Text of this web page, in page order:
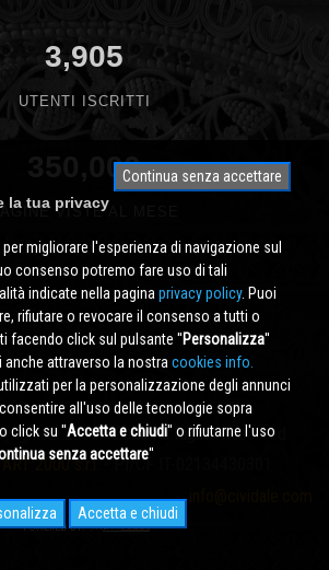
3,905
UTENTI ISCRITTI
350,000
VISTE AL MESE
© 2000 - 2026 All Rights Reserved
2000 s.r.l.- PI/CF IT-02134430301
Continua senza accettare
la tua privacy
migliorare l'esperienza di navigazione sul
consenso potremo fare uso di tali
indicate nella pagina privacy policy. Puoi
rifiutare o revocare il consenso a tutti o
facendo click sul pulsante ''Personalizza''
anche attraverso la nostra cookies info.
per la personalizzazione degli annunci
all'uso delle tecnologie sopra
click su ''Accetta e chiudi'' o rifiutarne l'uso
senza accettare''
Accetta e chiudi